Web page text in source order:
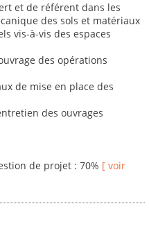
et de référent dans les
des sols et matériaux
vis-à-vis des espaces
des opérations
de mise en place des
des ouvrages
de projet : 70% [ voir